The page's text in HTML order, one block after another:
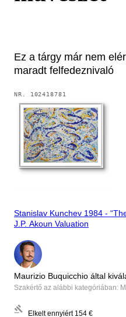
Ez a tárgy már nem
maradt felfedeznivaló
NR. 102418781
Stanislav Kunchev 1984 -
J.P. Akoun Valuation
Maurizio Buquicchio által
Szakértő az alábbi kategóriában:
Elkelt ennyiért 154 €